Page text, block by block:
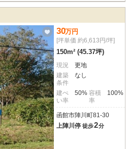
30万円
[坪単価 約6,613円/坪]
150m² (45.37坪)
現況
更地
建築
条件
なし
建ぺ
い率
50% 容積
率
100%
函館市陣川町81-30
上陣川停 徒歩2分